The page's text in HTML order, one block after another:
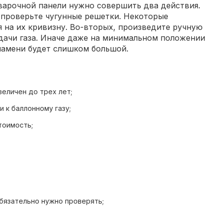
панели нужно совершить два действия.
чугунные решетки. Некоторые
на их кривизну. Во-вторых, произведите ручную
газа. Иначе даже на минимальном положении
будет слишком большой.
до трех лет;
баллонному газу;
из закаленного стекла;
нужно проверять;